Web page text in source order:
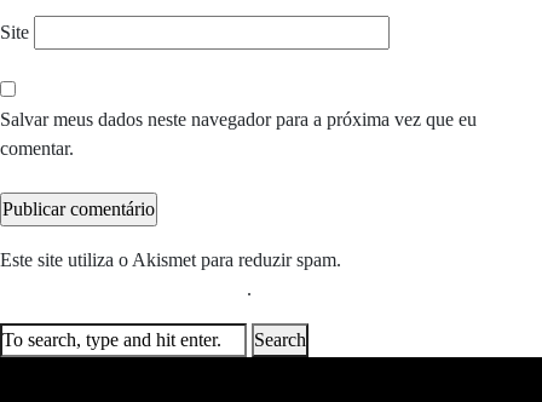
Site
Salvar meus dados neste navegador para a próxima vez que eu
comentar.
Este site utiliza o Akismet para reduzir spam.
.
Search